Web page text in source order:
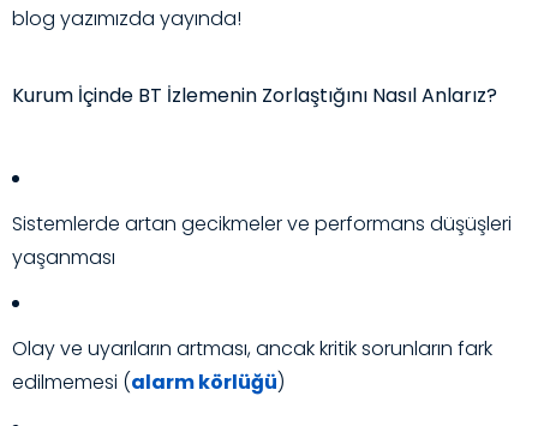
blog yazımızda yayında!
Kurum İçinde BT İzlemenin Zorlaştığını Nasıl Anlarız?
Sistemlerde artan gecikmeler ve performans düşüşleri
yaşanması
Olay ve uyarıların artması, ancak kritik sorunların fark
edilmemesi (alarm körlüğü)